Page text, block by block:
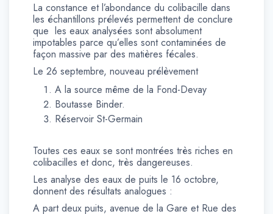
La constance et l’abondance du colibacille dans
les échantillons prélevés permettent de conclure
que les eaux analysées sont absolument
impotables parce qu’elles sont contaminées de
façon massive par des matières fécales.
Le 26 septembre, nouveau prélèvement
A la source même de la Fond-Devay
Boutasse Binder.
Réservoir St-Germain
Toutes ces eaux se sont montrées très riches en
colibacilles et donc, très dangereuses.
Les analyse des eaux de puits le 16 octobre,
donnent des résultats analogues :
A part deux puits, avenue de la Gare et Rue des